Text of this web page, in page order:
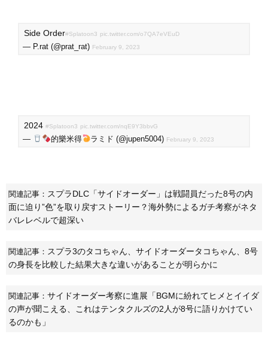
Side Order#Splatoon3 pic.twitter.com/o7QA7eVEuD
— P.rat (@prat_rat) February 9, 2023
2024 #Splatoon3 pic.twitter.com/nqE9Y3bbvG
— 的樂米得 ラミド (@jupen5004) February 9, 2023
関連記事： スプラDLC「サイドオーダー」は戦闘員だった8号の内
面に迫り”色”を取り戻すストーリー？海外勢によるガチ考察がネタ
バレレベルで超深い
関連記事： スプラ3のタコちゃん、サイドオーダータコちゃん、8号
の身長を比較した結果大きな違いがあることが明らかに
関連記事： サイドオーダー考察に進展「BGMに紛れてヒメとイイダ
の声が聞こえる、これはテンタクルズの2人が8号に語りかけてい
るのかも」